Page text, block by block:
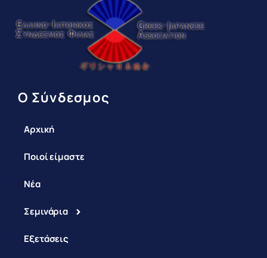
Ο Σύνδεσμος
Αρχική
Ποιοί είμαστε
Νέα
Σεμινάρια
Εξετάσεις